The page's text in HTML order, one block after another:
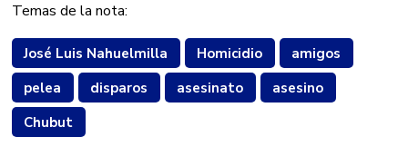
Temas de la nota:
José Luis Nahuelmilla Homicidio
amigos
pelea
disparos asesinato
asesino
Chubut